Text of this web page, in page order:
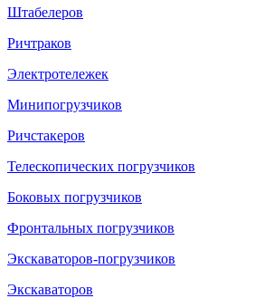
Штабелеров
Ричтраков
Электротележек
Минипогрузчиков
Ричстакеров
Телескопических погрузчиков
Боковых погрузчиков
Фронтальных погрузчиков
Экскаваторов-погрузчиков
Экскаваторов